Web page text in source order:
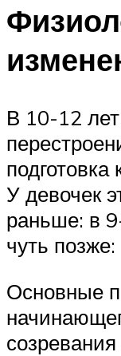
В 10-12
У девочек
раньше: в
чуть
Основные